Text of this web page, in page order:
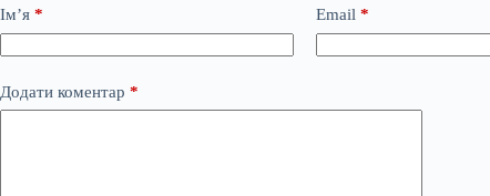
Ім’я * Email *
Додати коментар *